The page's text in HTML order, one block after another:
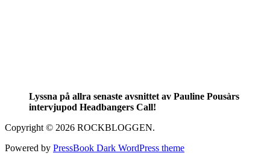
Lyssna på allra senaste avsnittet av Pauline Pousàrs
intervjupod Headbangers Call!
Copyright © 2026 ROCKBLOGGEN.
Powered by PressBook Dark WordPress theme